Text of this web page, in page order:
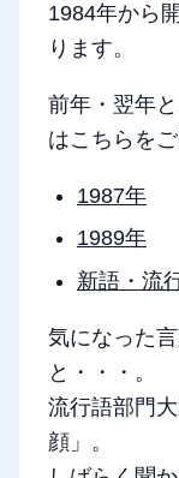
1984年から
ります。
前年・翌年
はこちらを
1987年
1989年
新語・流
気になった
と・・・。
流行語部門
顔」。